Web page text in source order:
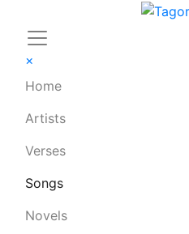
×
Home
Artists
Verses
Songs
Novels